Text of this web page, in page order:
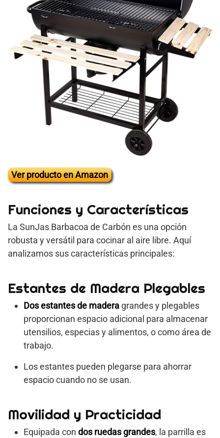
Ver producto en Amazon
Funciones y Características
La SunJas Barbacoa de Carbón es una opción
robusta y versátil para cocinar al aire libre. Aquí
analizamos sus características principales:
Estantes de Madera Plegables
Dos estantes de madera grandes y plegables
proporcionan espacio adicional para almacenar
utensilios, especias y alimentos, o como área de
trabajo.
Los estantes pueden plegarse para ahorrar
espacio cuando no se usan.
Movilidad y Practicidad
Equipada con dos ruedas grandes, la parrilla es